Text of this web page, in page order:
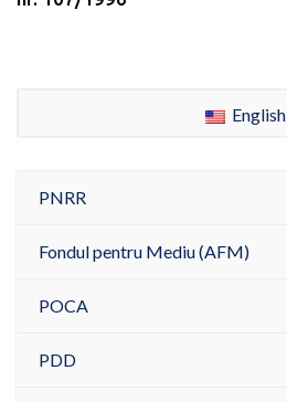
English
PNRR
Fondul pentru Mediu (AFM)
POCA
PDD